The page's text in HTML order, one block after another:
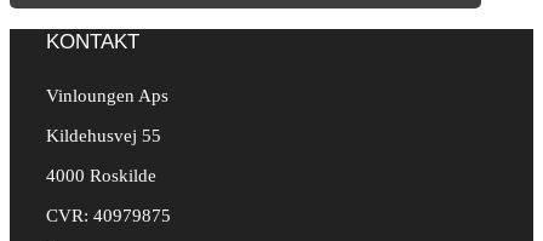
KONTAKT
Vinloungen Aps
Kildehusvej 55
4000 Roskilde
CVR: 40979875